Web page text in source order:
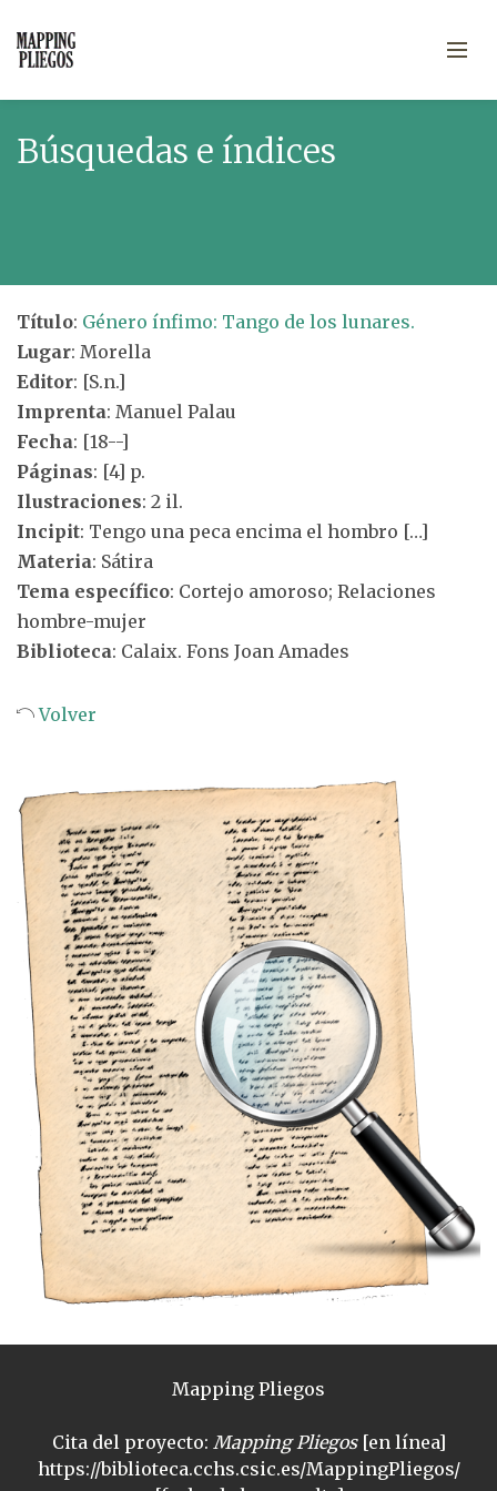
Búsquedas e índices
Título: Género ínfimo: Tango de los lunares.
Lugar: Morella
Editor: [S.n.]
Imprenta: Manuel Palau
Fecha: [18--]
Páginas: [4] p.
Ilustraciones: 2 il.
Incipit: Tengo una peca encima el hombro […]
Materia: Sátira
Tema específico: Cortejo amoroso; Relaciones
hombre-mujer
Biblioteca: Calaix. Fons Joan Amades
Volver
Mapping Pliegos
Cita del proyecto: Mapping Pliegos[en línea]
https://biblioteca.cchs.csic.es/MappingPliegos/